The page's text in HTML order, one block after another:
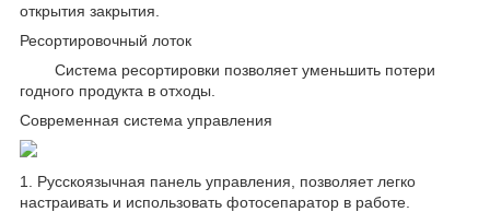
открытия закрытия.
Ресортировочный лоток
Система ресортировки позволяет уменьшить потери
годного продукта в отходы.
Современная система управления
1. Русскоязычная панель управления, позволяет легко
настраивать и использовать фотосепаратор в работе.